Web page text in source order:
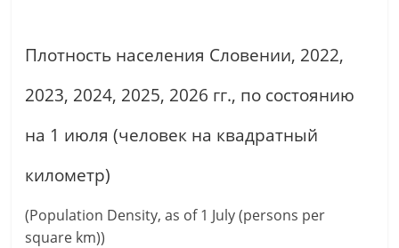
Плотность населения Словении, 2022,
2023, 2024, 2025, 2026 гг., по состоянию
на 1 июля (человек на квадратный
километр)
(Population Density, as of 1 July (persons per
square km))